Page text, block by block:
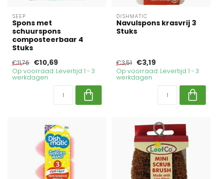
SEEP
Spons met
schuurspons
composteerbaar 4
Stuks
€11,76 €10,69
Op voorraad. Levertijd 1 - 3
werkdagen
DISHMATIC
Navulspons krasvrij 3
Stuks
€3,51 €3,19
Op voorraad. Levertijd 1 - 3
werkdagen